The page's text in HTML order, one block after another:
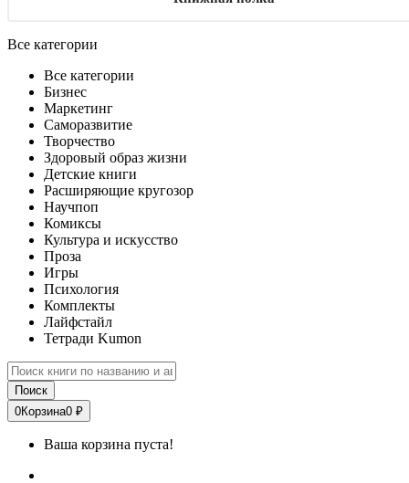
Все категории
Все категории
Бизнес
Маркетинг
Саморазвитие
Творчество
Здоровый образ жизни
Детские книги
Расширяющие кругозор
Научпоп
Комиксы
Культура и искусство
Проза
Игры
Психология
Комплекты
Лайфстайл
Тетради Kumon
Поиск
0Корзина0 ₽
Ваша корзина пуста!